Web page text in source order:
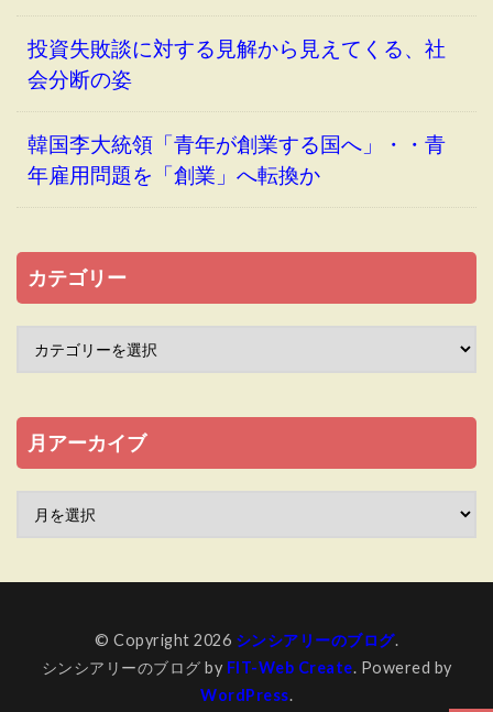
投資失敗談に対する見解から見えてくる、社
会分断の姿
韓国李大統領「青年が創業する国へ」・・青
年雇用問題を「創業」へ転換か
カテゴリー
月アーカイブ
© Copyright 2026 シンシアリーのブログ.
シンシアリーのブログ by FIT-Web Create. Powered by
WordPress.